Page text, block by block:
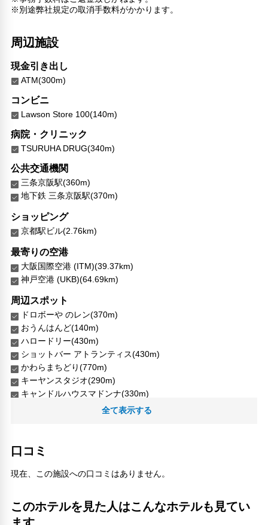
※別途弊社規定の取消手数料がかかります。
周辺施設
現金引き出し
ATM(300m)
コンビニ
Lawson Store 100(140m)
病院・クリニック
TSURUHA DRUG(340m)
公共交通機関
三条京阪駅(360m)
地下鉄 三条京阪駅(370m)
ショッピング
京都駅ビル(2.76km)
最寄りの空港
大阪国際空港 (ITM)(39.37km)
神戸空港 (UKB)(64.69km)
周辺スポット
ドロボーや のレン(370m)
おうんはんど(140m)
ハロードリー(430m)
ショットバー アトランティス(430m)
かわらまちどり(770m)
キーヤンスタジオ(290m)
キャンドルハウスマドンナ(330m)
Danno Horinji Temple(460m)
井筒八ッ橋本舗 祇園本店(380m)
京都BAL(580m)
ミウラ和風照明(270m)
堀野記念館(1.45km)
全て表示する
口コミ
現在、この施設への口コミはありません。
このホテルを見た人はこんなホテルも見てい